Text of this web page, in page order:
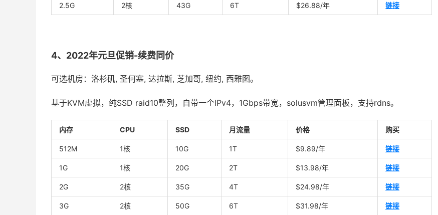
2.5G 2核 43G 6T $26.88/年 链接
4、2022年元旦促销-续费同价
可选机房：洛杉矶, 圣何塞, 达拉斯, 芝加哥, 纽约, 西雅图。
基于KVM虚拟，纯SSD raid10整列，自带一个IPv4，1Gbps带宽，solusvm管理面板，支持rdns。
内存 CPU SSD 月流量 价格 购买
512M 1核 10G 1T $9.89/年 链接
1G 1核 20G 2T $13.98/年 链接
2G 2核 35G 4T $24.98/年 链接
3G 2核 50G 6T $31.98/年 链接